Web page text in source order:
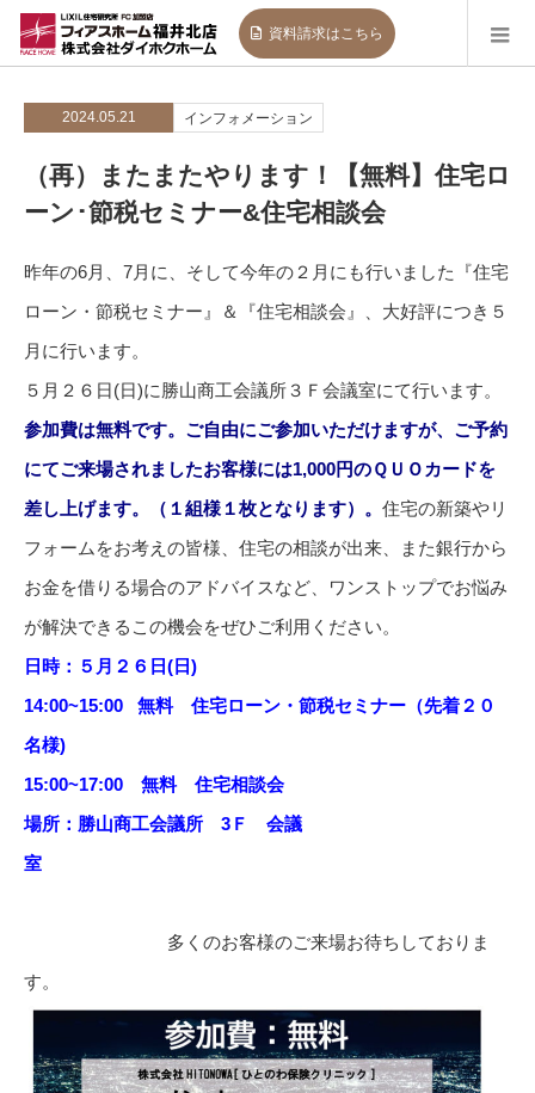
資料請求はこちら
2024.05.21 インフォメーション
（再）またまたやります！【無料】住宅ロ
ーン･節税セミナー&住宅相談会
昨年の6月、7月に、そして今年の２月にも行いました『住宅
ローン・節税セミナー』＆『住宅相談会』、大好評につき５
月に行います。
５月２６日(日)に勝山商工会議所３Ｆ会議室にて行います。
参加費は無料です。ご自由にご参加いただけますが、ご予約
にてご来場されましたお客様には1,000円のＱＵＯカードを
差し上げます。（１組様１枚となります）。 住宅の新築やリ
フォームをお考えの皆様、住宅の相談が出来、また銀行から
お金を借りる場合のアドバイスなど、ワンストップでお悩み
が解決できるこの機会をぜひご利用ください。
日 時：５月２６日(日)
14:00~15:00 無料 住宅ローン・節税セミナー（先着２０
名様)
15:00~17:00 無料 住宅相談会
場所：勝山商工会議所 3Ｆ 会議
室
多くのお客様のご来場お待ちしておりま
す。